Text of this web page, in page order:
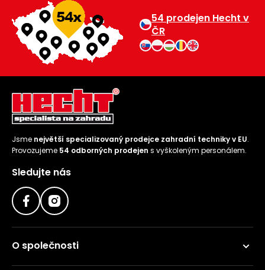
54 prodejen Hecht v
ČR
Jsme největší specializovaný prodejce zahradní techniky v EU.
Provozujeme 54 odborných prodejen s vyškoleným personálem.
Sledujte nás
O společnosti